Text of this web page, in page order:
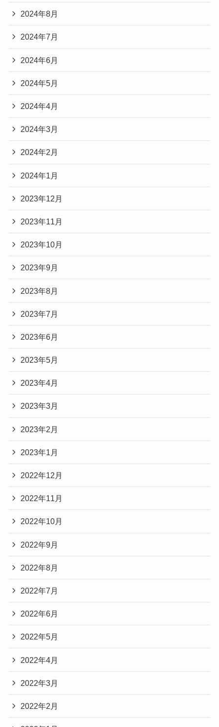
2024年8月
2024年7月
2024年6月
2024年5月
2024年4月
2024年3月
2024年2月
2024年1月
2023年12月
2023年11月
2023年10月
2023年9月
2023年8月
2023年7月
2023年6月
2023年5月
2023年4月
2023年3月
2023年2月
2023年1月
2022年12月
2022年11月
2022年10月
2022年9月
2022年8月
2022年7月
2022年6月
2022年5月
2022年4月
2022年3月
2022年2月